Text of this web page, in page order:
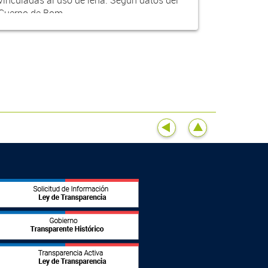
de Bom...